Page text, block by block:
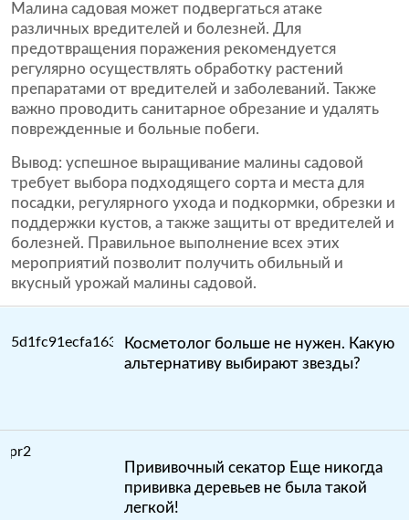
Малина садовая может подвергаться атаке
различных вредителей и болезней. Для
предотвращения поражения рекомендуется
регулярно осуществлять обработку растений
препаратами от вредителей и заболеваний. Также
важно проводить санитарное обрезание и удалять
поврежденные и больные побеги.
Вывод: успешное выращивание малины садовой
требует выбора подходящего сорта и места для
посадки, регулярного ухода и подкормки, обрезки и
поддержки кустов, а также защиты от вредителей и
болезней. Правильное выполнение всех этих
мероприятий позволит получить обильный и
вкусный урожай малины садовой.
Косметолог больше не нужен. Какую
альтернативу выбирают звезды?
Прививочный секатор Еще никогда
прививка деревьев не была такой
легкой!